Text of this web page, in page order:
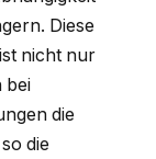
Diese
nicht nur
bei
die
die